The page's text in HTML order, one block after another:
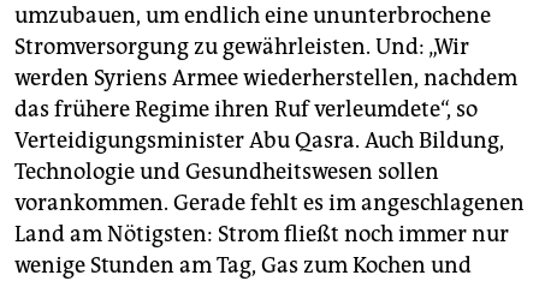
umzubauen, um endlich eine ununterbrochene
Stromversorgung zu gewährleisten. Und: „Wir
werden Syriens Armee wiederherstellen, nachdem
das frühere Regime ihren Ruf verleumdete“, so
Verteidigungsminister Abu Qasra. Auch Bildung,
Technologie und Gesundheitswesen sollen
vorankommen. Gerade fehlt es im angeschlagenen
Land am Nötigsten: Strom fließt noch immer nur
wenige Stunden am Tag, Gas zum Kochen und